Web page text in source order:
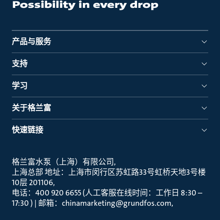
产品与服务
支持
学习
关于格兰富
快速链接
格兰富水泵（上海）有限公司
上海总部 地址：上海市闵行区苏虹路33号虹桥天地3号楼
10层 201106
电话：400 920 6655 (人工客服在线时间：工作日 8:30 –
17:30 ) | 邮箱：chinamarketing@grundfos.com